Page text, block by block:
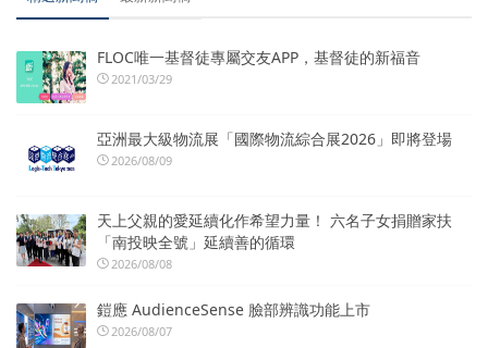
FLOC唯一基督徒專屬交友APP，基督徒的新福音
2021/03/29
亞洲最大級物流展「國際物流綜合展2026」即將登場
2026/08/09
天上父親的愛延續化作希望力量！ 六名子女捐贈家扶
「南投映全號」延續善的循環
2026/08/08
鎧應 AudienceSense 臉部辨識功能上市
2026/08/07